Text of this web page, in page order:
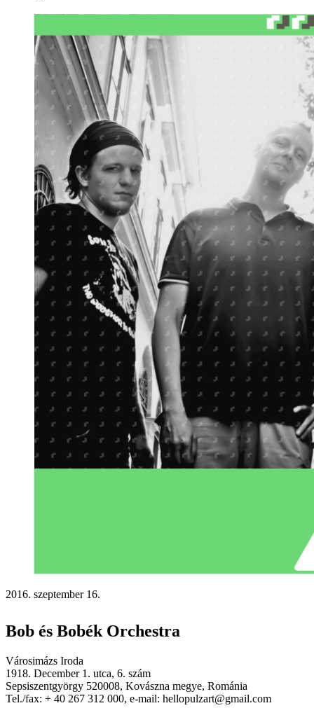
2016. szeptember 16.
Bob és Bobék Orchestra
Városimázs Iroda
1918. December 1. utca, 6. szám
Sepsiszentgyörgy 520008, Kovászna megye, Románia
Tel./fax: + 40 267 312 000, e-mail: hellopulzart@gmail.com